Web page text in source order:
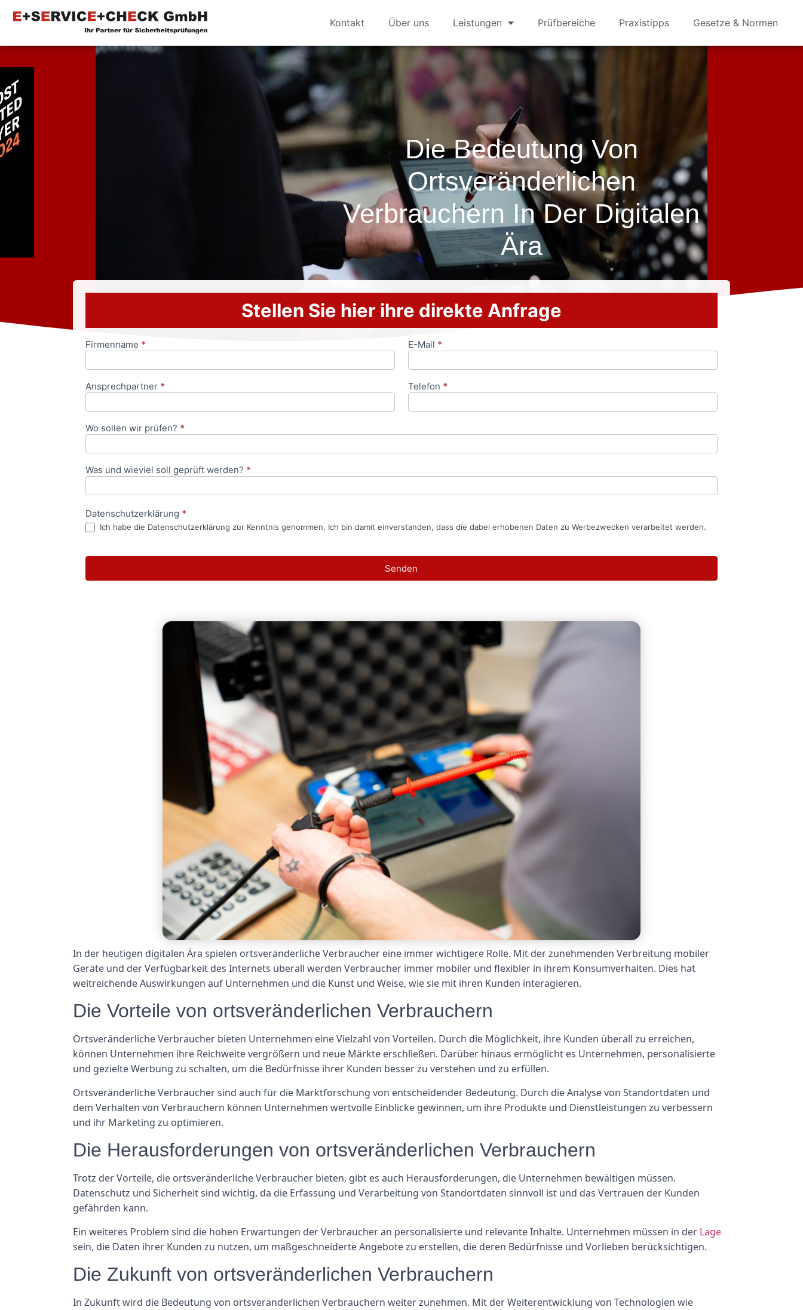
Kontakt Über uns Leistungen Prüfbereiche Praxistipps Gesetze & Normen
Die Bedeutung Von
Ortsveränderlichen
Verbrauchern In Der Digitalen
Ära
Stellen Sie hier ihre direkte Anfrage
Anfrageformular
Firmenname * E-Mail *
Ansprechpartner * Telefon *
Wo sollen wir prüfen? *
Was und wieviel soll geprüft werden? *
Datenschutzerklärung *
Ich habe die Datenschutzerklärung zur Kenntnis genommen. Ich bin damit einverstanden, dass die dabei erhobenen Daten zu Werbezwecken verarbeitet werden.
Senden
In der heutigen digitalen Ära spielen ortsveränderliche Verbraucher eine immer wichtigere Rolle. Mit der zunehmenden Verbreitung mobiler
Geräte und der Verfügbarkeit des Internets überall werden Verbraucher immer mobiler und flexibler in ihrem Konsumverhalten. Dies hat
weitreichende Auswirkungen auf Unternehmen und die Kunst und Weise, wie sie mit ihren Kunden interagieren.
Die Vorteile von ortsveränderlichen Verbrauchern
Ortsveränderliche Verbraucher bieten Unternehmen eine Vielzahl von Vorteilen. Durch die Möglichkeit, ihre Kunden überall zu erreichen,
können Unternehmen ihre Reichweite vergrößern und neue Märkte erschließen. Darüber hinaus ermöglicht es Unternehmen, personalisierte
und gezielte Werbung zu schalten, um die Bedürfnisse ihrer Kunden besser zu verstehen und zu erfüllen.
Ortsveränderliche Verbraucher sind auch für die Marktforschung von entscheidender Bedeutung. Durch die Analyse von Standortdaten und
dem Verhalten von Verbrauchern können Unternehmen wertvolle Einblicke gewinnen, um ihre Produkte und Dienstleistungen zu verbessern
und ihr Marketing zu optimieren.
Die Herausforderungen von ortsveränderlichen Verbrauchern
Trotz der Vorteile, die ortsveränderliche Verbraucher bieten, gibt es auch Herausforderungen, die Unternehmen bewältigen müssen.
Datenschutz und Sicherheit sind wichtig, da die Erfassung und Verarbeitung von Standortdaten sinnvoll ist und das Vertrauen der Kunden
gefährden kann.
Ein weiteres Problem sind die hohen Erwartungen der Verbraucher an personalisierte und relevante Inhalte. Unternehmen müssen in der Lage
sein, die Daten ihrer Kunden zu nutzen, um maßgeschneiderte Angebote zu erstellen, die deren Bedürfnisse und Vorlieben berücksichtigen.
Die Zukunft von ortsveränderlichen Verbrauchern
In Zukunft wird die Bedeutung von ortsveränderlichen Verbrauchern weiter zunehmen. Mit der Weiterentwicklung von Technologien wie